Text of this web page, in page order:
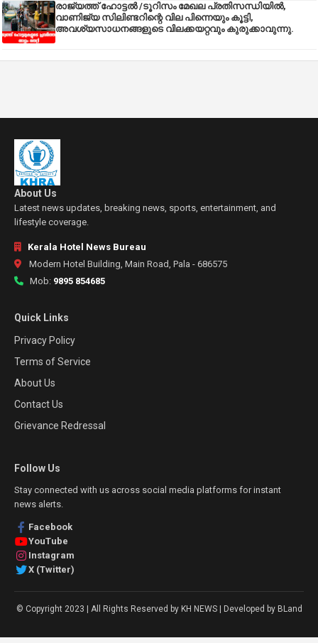
രാജ്യത്ത് ഹോട്ടൽ /ടൂറിസം മേഖല പ്രതിസന്ധിയിൽ,
വാണിജ്യ സിലിണ്ടറിന്റെ വില പിന്നെയും കൂട്ടി,
അവശ്യസാധനങ്ങളുടെ വിലക്കയറ്റവും കുരുക്കാവുന്നു.
About Us
Latest news updates, breaking news, sports, entertainment, and
lifestyle coverage.
Kerala Hotel News Bureau
Modern Hotel Building, Main Road, Pala - 686575
Mob: 9895 854685
Quick Links
Privacy Policy
Terms of Service
About Us
Contact Us
Grievance Redressal
Follow Us
Stay connected with us across social media platforms for instant
news alerts.
Facebook
YouTube
Instagram
X (Twitter)
© Copyright 2023 | All Rights Reserved by KH NEWS | Developed by BLand